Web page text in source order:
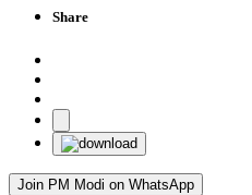
Share
Join PM Modi on WhatsApp